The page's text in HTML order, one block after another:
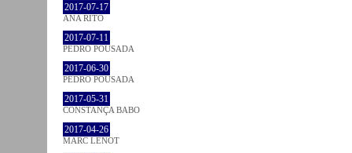
2017-07-17
ANA RITO
2017-07-11
PEDRO POUSADA
2017-06-30
PEDRO POUSADA
2017-05-31
CONSTANÇA BABO
2017-04-26
MARC LENOT